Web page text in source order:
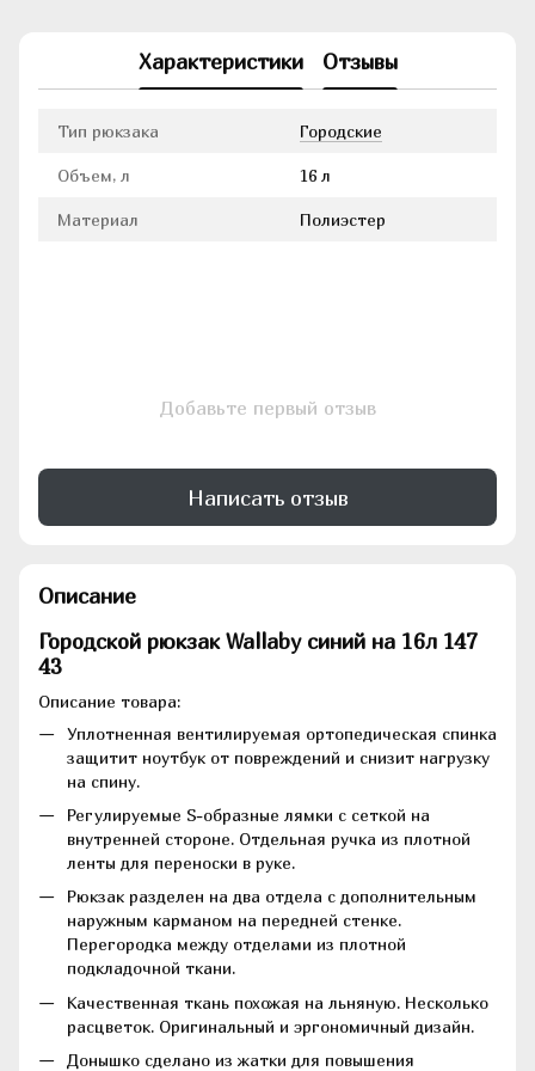
Характеристики Отзывы
Тип рюкзака Городские
Объем, л 16 л
Материал Полиэстер
Добавьте первый отзыв
Написать отзыв
Описание
Городской рюкзак Wallaby синий на 16л 147
43
Описание товара:
Уплотненная вентилируемая ортопедическая спинка
защитит ноутбук от повреждений и снизит нагрузку
на спину.
Регулируемые S-образные лямки с сеткой на
внутренней стороне. Отдельная ручка из плотной
ленты для переноски в руке.
Рюкзак разделен на два отдела с дополнительным
наружным карманом на передней стенке.
Перегородка между отделами из плотной
подкладочной ткани.
Качественная ткань похожая на льняную. Несколько
расцветок. Оригинальный и эргономичный дизайн.
Донышко сделано из жатки для повышения